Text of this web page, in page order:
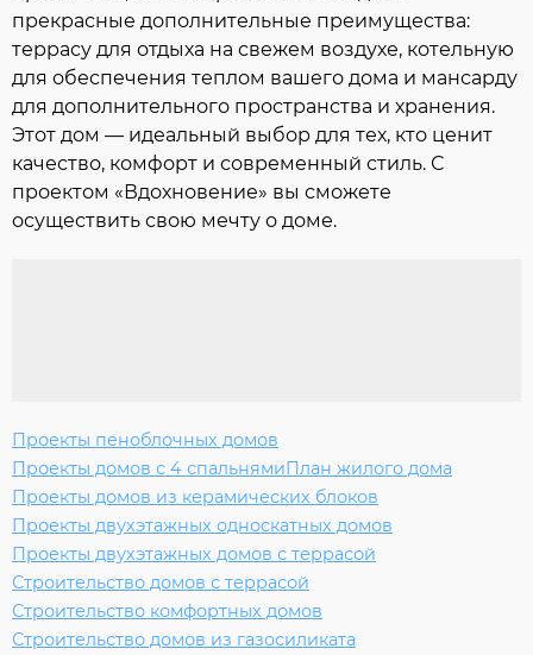
прекрасные дополнительные преимущества:
террасу для отдыха на свежем воздухе, котельную
для обеспечения теплом вашего дома и мансарду
для дополнительного пространства и хранения.
Этот дом — идеальный выбор для тех, кто ценит
качество, комфорт и современный стиль. С
проектом «Вдохновение» вы сможете
осуществить свою мечту о доме.
Проекты пеноблочных домов
Проекты домов с 4 спальнямиПлан жилого дома
Проекты домов из керамических блоков
Проекты двухэтажных односкатных домов
Проекты двухэтажных домов с террасой
Строительство домов с террасой
Строительство комфортных домов
Строительство домов из газосиликата